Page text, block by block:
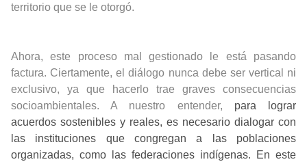
territorio que se le otorgó.
Ahora, este proceso mal gestionado le está pasando
factura. Ciertamente, el diálogo nunca debe ser vertical ni
exclusivo, ya que hacerlo trae graves consecuencias
socioambientales. A nuestro entender, para lograr
acuerdos sostenibles y reales, es necesario dialogar con
las instituciones que congregan a las poblaciones
organizadas, como las federaciones indígenas. En este